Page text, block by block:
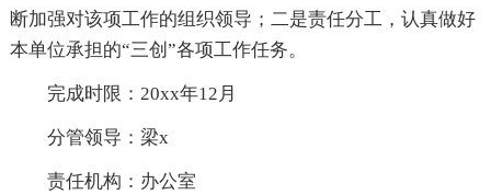
断加强对该项工作的组织领导；二是责任分工，认真做好
本单位承担的“三创”各项工作任务。
完成时限：20xx年12月
分管领导：梁x
责任机构：办公室